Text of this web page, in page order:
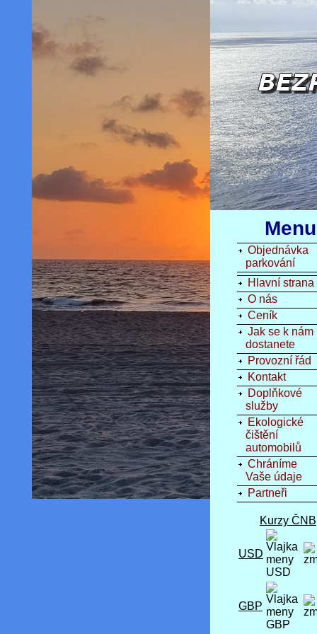
Menu
Objednávka
parkování
Hlavní strana
O nás
Ceník
Jak se k nám
dostanete
Provozní řád
Kontakt
Doplňkové
služby
Ekologické
čištění
automobilů
Chráníme
Vaše údaje
Partneři
Kurzy ČNB
USD
GBP